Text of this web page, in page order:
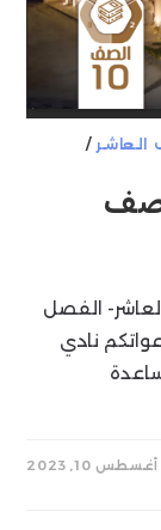
العاشر /
الفصل
نادي
أغسطس 10, 2023